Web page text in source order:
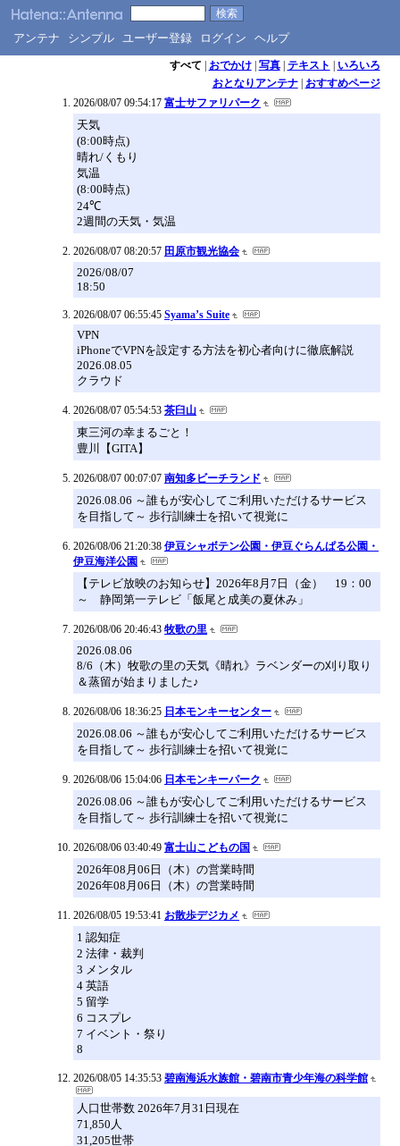
アンテナ シンプル ユーザー登録 ログイン ヘルプ
すべて | おでかけ| 写真| テキスト | いろいろ
おとなりアンテナ| おすすめページ
2026/08/07 09:54:17 富士サファリパーク
天気
(8:00時点)
晴れ/くもり
気温
(8:00時点)
24℃
2週間の天気・気温
2026/08/07 08:20:57 田原市観光協会
2026/08/07
18:50
2026/08/07 06:55:45 Syama’s Suite
VPN
iPhoneでVPNを設定する方法を初心者向けに徹底解説
2026.08.05
クラウド
2026/08/07 05:54:53 茶臼山
東三河の幸まるごと！
豊川【GITA】
2026/08/07 00:07:07 南知多ビーチランド
2026.08.06 ～誰もが安心してご利用いただけるサービス
を目指して～ 歩行訓練士を招いて視覚に
2026/08/06 21:20:38 伊豆シャボテン公園・伊豆ぐらんぱる公園・
伊豆海洋公園
【テレビ放映のお知らせ】2026年8月7日（金） 19：00
～ 静岡第一テレビ「飯尾と成美の夏休み」
2026/08/06 20:46:43 牧歌の里
2026.08.06
8/6（木）牧歌の里の天気《晴れ》ラベンダーの刈り取り
＆蒸留が始まりました♪
2026/08/06 18:36:25 日本モンキーセンター
2026.08.06 ～誰もが安心してご利用いただけるサービス
を目指して～ 歩行訓練士を招いて視覚に
2026/08/06 15:04:06 日本モンキーパーク
2026.08.06 ～誰もが安心してご利用いただけるサービス
を目指して～ 歩行訓練士を招いて視覚に
2026/08/06 03:40:49 富士山こどもの国
2026年08月06日（木）の営業時間
2026年08月06日（木）の営業時間
2026/08/05 19:53:41 お散歩デジカメ
1 認知症
2 法律・裁判
3 メンタル
4 英語
5 留学
6 コスプレ
7 イベント・祭り
8
2026/08/05 14:35:53 碧南海浜水族館・碧南市青少年海の科学館
人口世帯数 2026年7月31日現在
71,850人
31,205世帯